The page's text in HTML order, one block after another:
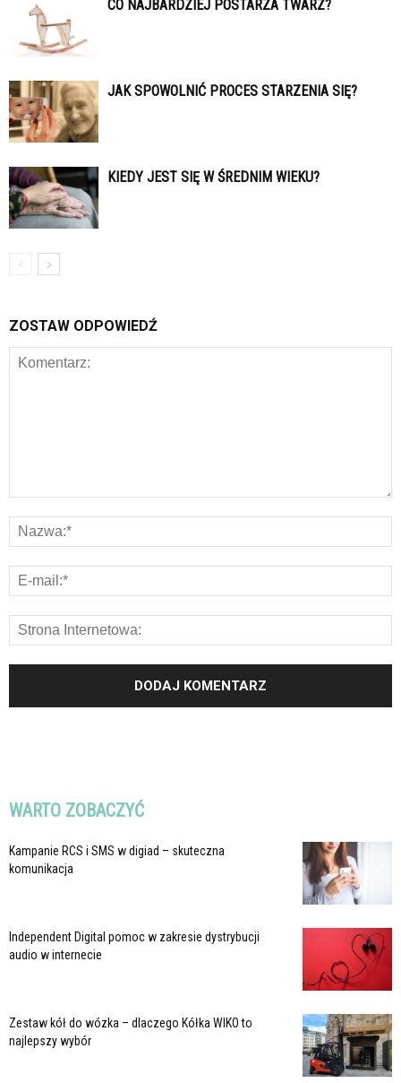
CO NAJBARDZIEJ POSTARZA TWARZ?
JAK SPOWOLNIĆ PROCES STARZENIA SIĘ?
KIEDY JEST SIĘ W ŚREDNIM WIEKU?
ZOSTAW ODPOWIEDŹ
WARTO ZOBACZYĆ
Kampanie RCS i SMS w digiad – skuteczna
komunikacja
Independent Digital pomoc w zakresie dystrybucji
audio w internecie
Zestaw kół do wózka – dlaczego Kółka WIKO to
najlepszy wybór